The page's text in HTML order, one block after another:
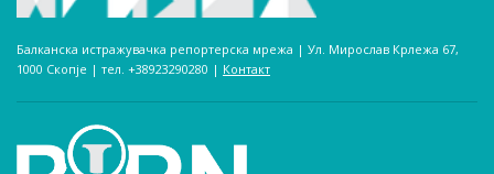
Балканска истражувачка репортерска мрежа | Ул. Мирослав Крлежа 67,
1000 Скопје | тел. +38923290280­ | Контакт